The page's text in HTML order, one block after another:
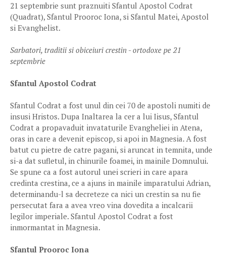
21 septembrie sunt praznuiti Sfantul Apostol Codrat
(Quadrat), Sfantul Prooroc Iona, si Sfantul Matei, Apostol
si Evanghelist.
Sarbatori, traditii si obiceiuri crestin - ortodoxe pe 21
septembrie
Sfantul Apostol Codrat
Sfantul Codrat a fost unul din cei 70 de apostoli numiti de
insusi Hristos. Dupa Inaltarea la cer a lui Iisus, Sfantul
Codrat a propavaduit invataturile Evangheliei in Atena,
oras in care a devenit episcop, si apoi in Magnesia. A fost
batut cu pietre de catre pagani, si aruncat in temnita, unde
si-a dat sufletul, in chinurile foamei, in mainile Domnului.
Se spune ca a fost autorul unei scrieri in care apara
credinta crestina, ce a ajuns in mainile imparatului Adrian,
determinandu-l sa decreteze ca nici un crestin sa nu fie
persecutat fara a avea vreo vina dovedita a incalcarii
legilor imperiale. Sfantul Apostol Codrat a fost
inmormantat in Magnesia.
Sfantul Prooroc Iona